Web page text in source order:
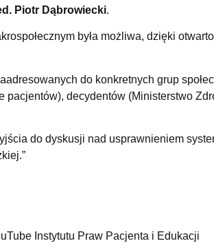
Piotr Dąbrowiecki.
była możliwa, dzięki
do konkretnych grup
decydentów (Ministerstwo
do dyskusji nad usprawnieniem
Instytutu Praw Pacjenta i Edukacji